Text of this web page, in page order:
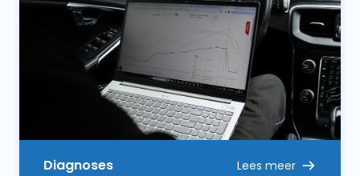
Diagnoses Lees meer